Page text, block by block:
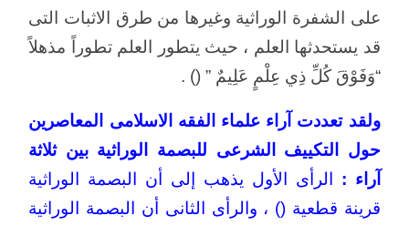
على الشفرة الوراثية وغيرها من طرق الاثبات التى
قد يستحدثها العلم ، حيث يتطور العلم تطوراً مذهلاً
“وَفَوْقَ كُلِّ ذِي عِلْمٍ عَلِيمٌ ” () .
ولقد تعددت آراء علماء الفقه الاسلامى المعاصرين
حول التكييف الشرعى للبصمة الوراثية بين ثلاثة
آراء : الرأى الأول يذهب إلى أن البصمة الوراثية
قرينة قطعية () ، والرأى الثانى أن البصمة الوراثية